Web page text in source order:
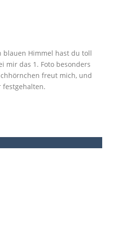
blauen Himmel hast du toll
mir das 1. Foto besonders
freut mich, und
festgehalten.